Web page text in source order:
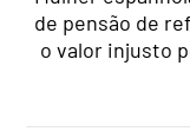
de pensão de
o valor injusto